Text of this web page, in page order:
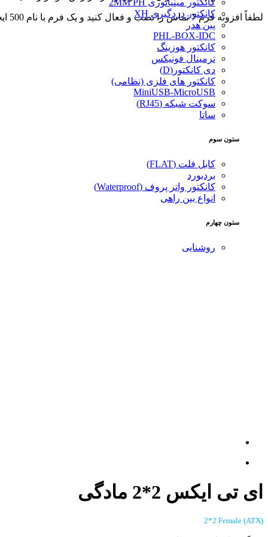
کانکتور دزدگیری XH
پین هدر
PHL-BOX-IDC
کانکتور هوزینگ
ترمینال فونیکس
دی کانکتور(D)
کانکتور های فلزی (نظامی)
MiniUSB-MicroUSB
سوکت شبکه (RJ45)
ساتا
ستون سوم
کابل فلت (FLAT)
بردبورد
کانکتور واتر پروف (Waterproof)
انواع بین راهی
ستون چهارم
روشنایی
لطفاً افزونه فرم 7 تماس را نصب و فعال کنید و یک فرم با نام 500 ایجاد کنید.
ای تی ایکس 2*2 مادگی
(ATX) 2*2 Female